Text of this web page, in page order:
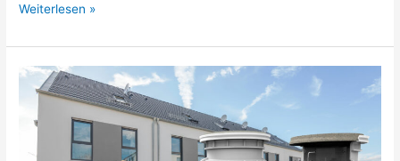
Weiterlesen »
Sichere
Vernet­
zung
kommu­